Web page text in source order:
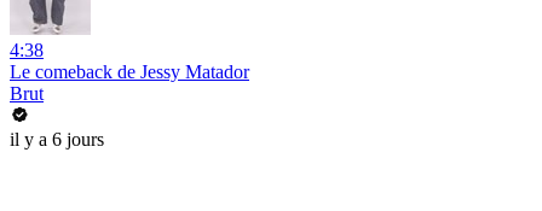
4:38
Le comeback de Jessy Matador
Brut
il y a 6 jours